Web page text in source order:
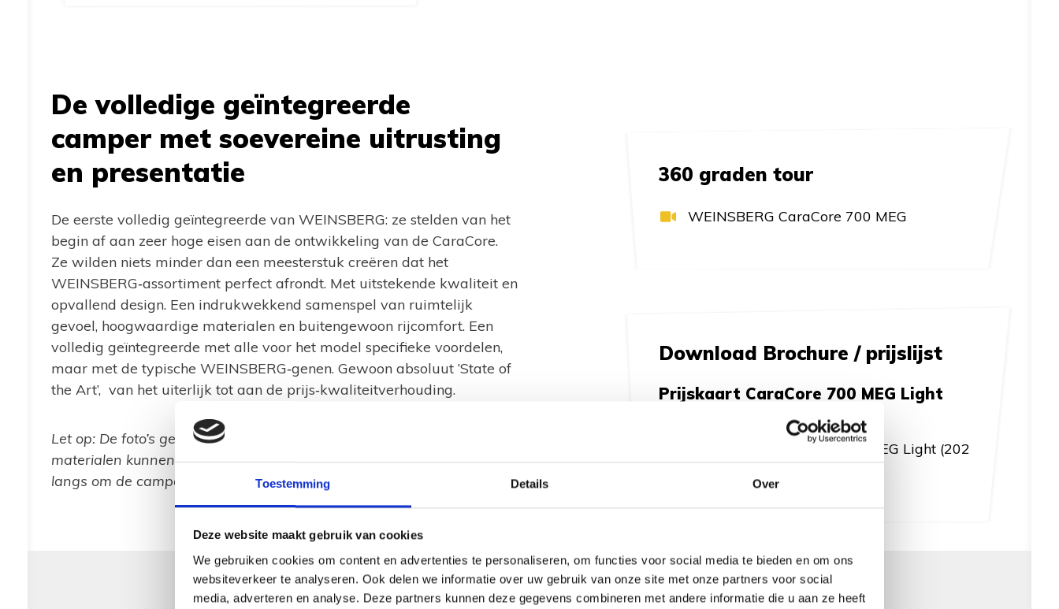
Toestemming Details Over
Deze website maakt gebruik van cookies
We gebruiken cookies om content en advertenties te personaliseren, om functies voor social media te bieden en om ons
websiteverkeer te analyseren. Ook delen we informatie over uw gebruik van onze site met onze partners voor social
media, adverteren en analyse. Deze partners kunnen deze gegevens combineren met andere informatie die u aan ze heeft
De volledige geïntegreerde
camper met soevereine uitrusting
en presentatie
De eerste volledig geïntegreerde van WEINSBERG: ze stelden van het
begin af aan zeer hoge eisen aan de ontwikkeling van de CaraCore.
Ze wilden niets minder dan een meesterstuk creëren dat het
WEINSBERG‐assortiment perfect afrondt. Met uitstekende kwaliteit en
opvallend design. Een indrukwekkend samenspel van ruimtelijk
gevoel, hoogwaardige materialen en buitengewoon rijcomfort. Een
volledig geïntegreerde met alle voor het model specifieke voordelen,
maar met de typische WEINSBERG‐genen. Gewoon absoluut ’State of
the Art’, van het uiterlijk tot aan de prijs‐kwaliteitverhouding.
Let op: De foto’s geven een indruk van het model. Kleuren en
materialen kunnen afwijken van het exemplaar op locatie. Kom gerust
langs om de camper in het echt te bekijken.
360 graden tour
WEINSBERG CaraCore 700 MEG
Download Brochure / prijslijst
Prijskaart CaraCore 700 MEG Light
WEINSBERG CaraCore 700 MEG Light (202